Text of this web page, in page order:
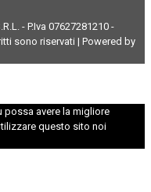
- P.Iva 07627281210 -
sono riservati | Powered by
possa avere la migliore
questo sito noi